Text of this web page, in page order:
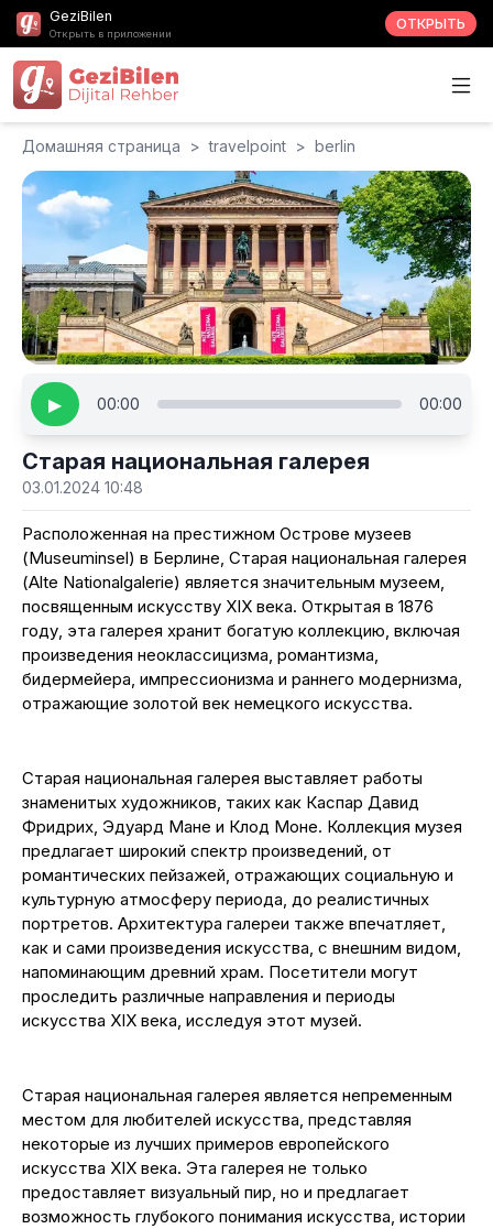
GeziBilen
Открыть в приложении
ОТКРЫТЬ
Домашняя страница > travelpoint > berlin
▶ 00:00 00:00
Старая национальная галерея
03.01.2024 10:48
Расположенная на престижном Острове музеев
(Museuminsel) в Берлине, Старая национальная галерея
(Alte Nationalgalerie) является значительным музеем,
посвященным искусству XIX века. Открытая в 1876
году, эта галерея хранит богатую коллекцию, включая
произведения неоклассицизма, романтизма,
бидермейера, импрессионизма и раннего модернизма,
отражающие золотой век немецкого искусства.
Старая национальная галерея выставляет работы
знаменитых художников, таких как Каспар Давид
Фридрих, Эдуард Мане и Клод Моне. Коллекция музея
предлагает широкий спектр произведений, от
романтических пейзажей, отражающих социальную и
культурную атмосферу периода, до реалистичных
портретов. Архитектура галереи также впечатляет,
как и сами произведения искусства, с внешним видом,
напоминающим древний храм. Посетители могут
проследить различные направления и периоды
искусства XIX века, исследуя этот музей.
Старая национальная галерея является непременным
местом для любителей искусства, представляя
некоторые из лучших примеров европейского
искусства XIX века. Эта галерея не только
предоставляет визуальный пир, но и предлагает
возможность глубокого понимания искусства, истории